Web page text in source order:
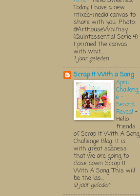
Today, I have a new
mixed-media canvas to
share with you. Photo:
@ArtHouseWhimsy
(Quintessential Serie 4)
I primed the canvas
with whit...
1 jaar geleden
Scrap It With a Song
April
Challeng
e -
Second
Reveal -
Hello
friends
of Scrap It With A Song
Challenge Blog. It is
with great sadness
that we are going to
close down Scrap It
With A Song. This will
be the las...
9 jaar geleden